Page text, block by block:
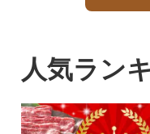
人気ラン